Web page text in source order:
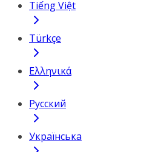
Tiếng Việt
Türkçe
Ελληνικά
Русский
Українська